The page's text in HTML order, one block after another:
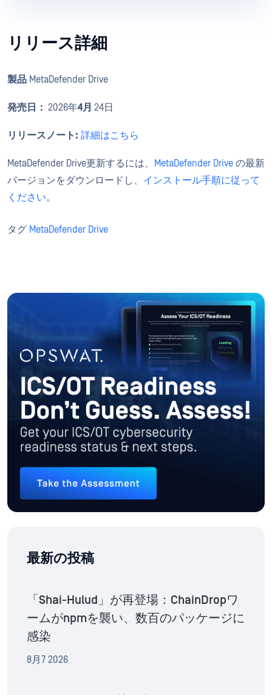
リリース詳細
製品 MetaDefender Drive
発売日： 2026年4月 24日
リリースノート: 詳細はこちら
MetaDefender Drive更新するには、 MetaDefender Drive の最新
バージョンをダウンロードし、 インストール手順に従って
ください。
タグ MetaDefender Drive
最新の投稿
「Shai-Hulud」が再登場：ChainDropワ
ームがnpmを襲い、数百のパッケージに
感染
8月7 2026